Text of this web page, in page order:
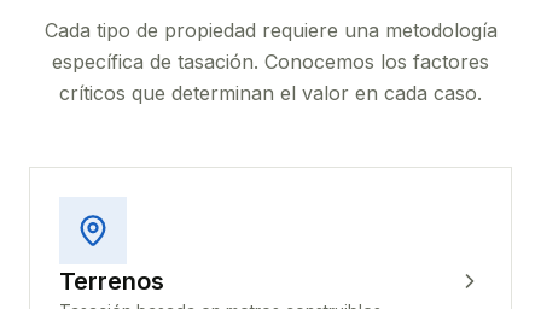
Cada tipo de propiedad requiere una metodología
específica de tasación. Conocemos los factores
críticos que determinan el valor en cada caso.
Terrenos